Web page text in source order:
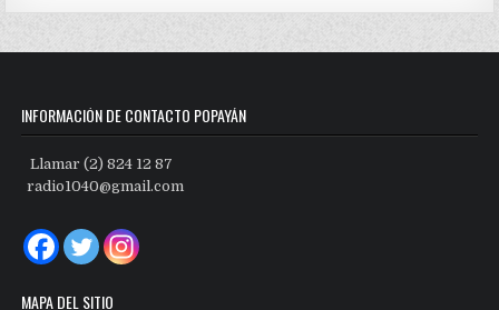
INFORMACIÓN DE CONTACTO POPAYÁN
Llamar (2) 824 12 87
radio1040@gmail.com
MAPA DEL SITIO